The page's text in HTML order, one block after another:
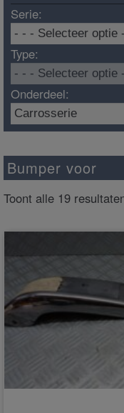
Serie:
Type:
Onderdeel:
Bumper voor
Toont alle 19